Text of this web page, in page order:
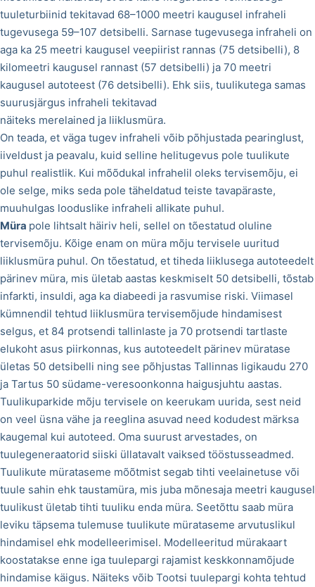
tuuleturbiinid tekitavad 68–1000 meetri kaugusel infraheli
tugevusega 59–107 detsibelli. Sarnase tugevusega infraheli on
aga ka 25 meetri kaugusel veepiirist rannas (75 detsibelli), 8
kilomeetri kaugusel rannast (57 detsibelli) ja 70 meetri
kaugusel autoteest (76 detsibelli). Ehk siis, tuulikutega samas
suurusjärgus infraheli tekitavad
näiteks merelained ja liiklusmüra.
On teada, et väga tugev infraheli võib põhjustada pearinglust,
iiveldust ja peavalu, kuid selline helitugevus pole tuulikute
puhul realistlik. Kui mõõdukal infrahelil oleks tervisemõju, ei
ole selge, miks seda pole täheldatud teiste tavapäraste,
muuhulgas looduslike infraheli allikate puhul.
Müra pole lihtsalt häiriv heli, sellel on tõestatud oluline
tervisemõju. Kõige enam on müra mõju tervisele uuritud
liiklusmüra puhul. On tõestatud, et tiheda liiklusega autoteedelt
pärinev müra, mis ületab aastas keskmiselt 50 detsibelli, tõstab
infarkti, insuldi, aga ka diabeedi ja rasvumise riski. Viimasel
kümnendil tehtud liiklusmüra tervisemõjude hindamisest
selgus, et 84 protsendi tallinlaste ja 70 protsendi tartlaste
elukoht asus piirkonnas, kus autoteedelt pärinev müratase
ületas 50 detsibelli ning see põhjustas Tallinnas ligikaudu 270
ja Tartus 50 südame-veresoonkonna haigusjuhtu aastas.
Tuulikuparkide mõju tervisele on keerukam uurida, sest neid
on veel üsna vähe ja reeglina asuvad need kodudest märksa
kaugemal kui autoteed. Oma suurust arvestades, on
tuulegeneraatorid siiski üllatavalt vaiksed tööstusseadmed.
Tuulikute mürataseme mõõtmist segab tihti veelainetuse või
tuule sahin ehk taustamüra, mis juba mõnesaja meetri kaugusel
tuulikust ületab tihti tuuliku enda müra. Seetõttu saab müra
leviku täpsema tulemuse tuulikute mürataseme arvutuslikul
hindamisel ehk modelleerimisel. Modelleeritud mürakaart
koostatakse enne iga tuulepargi rajamist keskkonnamõjude
hindamise käigus. Näiteks võib Tootsi tuulepargi kohta tehtud